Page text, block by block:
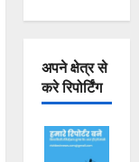
अपने क्षेत्र से
करे रिपोर्टिंग